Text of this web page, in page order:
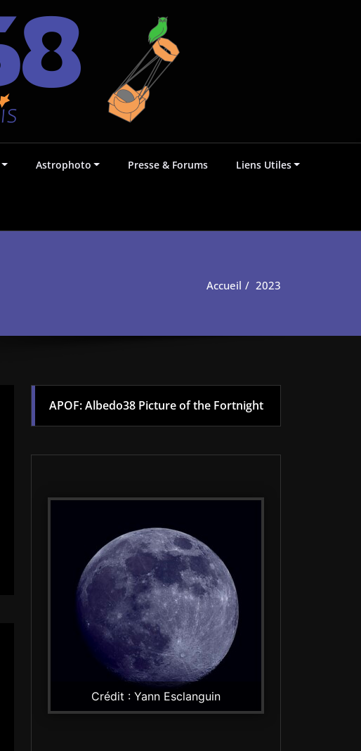
Astrophoto Presse & Forums Liens Utiles
Accueil 2023
APOF: Albedo38 Picture of the Fortnight
Crédit : Yann Esclanguin